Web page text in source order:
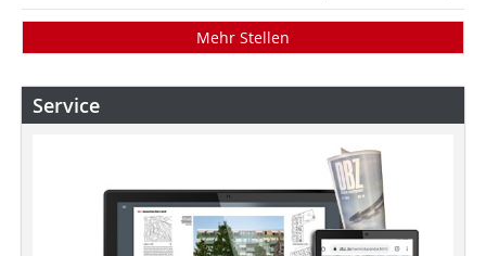
Mehr Stellen
Service